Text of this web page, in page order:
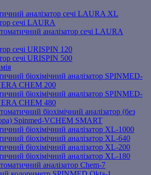
аналізатор сечі LAURA XL
сечі LAURA
аналізатор сечі LAURA
сечі URISPIN 120
сечі URISPIN 500
біохімічний аналізатор SPINMED-
CHEM 200
біохімічний аналізатор SPINMED-
CHEM 480
біохімічний аналізатор (без
Spinmed-VCHEM SMART
біохімічний аналізатор XL-1000
біохімічний аналізатор XL-640
біохімічний аналізатор XL-200
біохімічний аналізатор XL-180
аналізатор Chem-7